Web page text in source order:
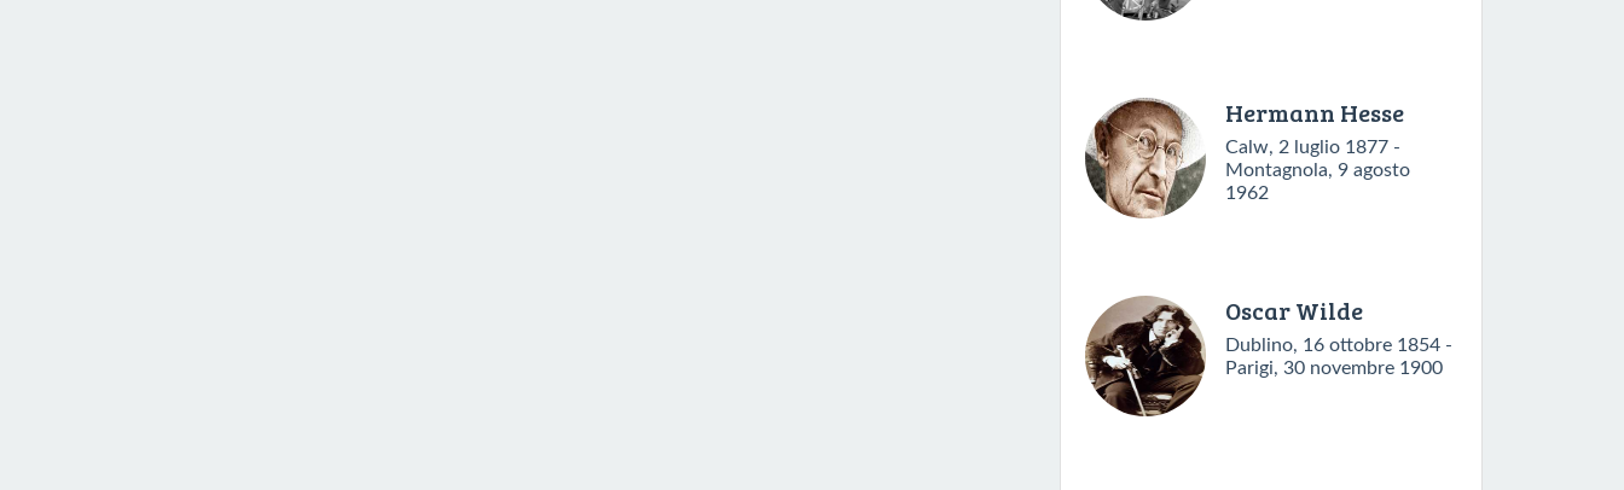
Hermann Hesse
Calw, 2 luglio 1877 -
Montagnola, 9 agosto
1962
Oscar Wilde
Dublino, 16 ottobre 1854 -
Parigi, 30 novembre 1900